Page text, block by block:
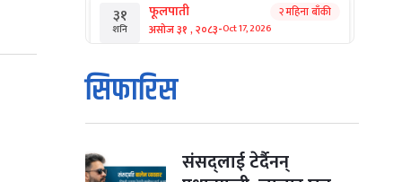
३१
शनि
फूलपाती
असोज ३१ , २०८३-Oct 17, 2026
२ महिना बाँकी
१
आइत
कार्तिक सङ्क्रान्ति
कार्तिक १, २०८३
कार्तिक ३, २०८३-Oct 20, 2026
सिफारिस
संसद्लाई टेर्दैनन्